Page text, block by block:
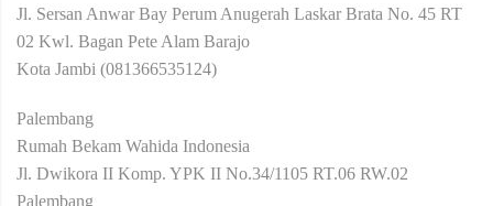
Jl. Sersan Anwar Bay Perum Anugerah Laskar Brata No. 45 RT
02 Kwl. Bagan Pete Alam Barajo
Kota Jambi (081366535124)
Palembang
Rumah Bekam Wahida Indonesia
Jl. Dwikora II Komp. YPK II No.34/1105 RT.06 RW.02
Palembang